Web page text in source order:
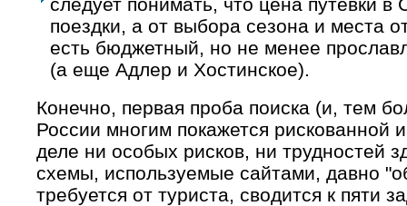
поездки, а от выбора сезона и места
есть бюджетный, но не менее
(а еще Адлер и Хостинское).
Конечно, первая проба поиска (и, тем
России многим покажется рискованной
деле ни особых рисков, ни трудностей
схемы, используемые сайтами, давно
требуется от туриста, сводится к пяти